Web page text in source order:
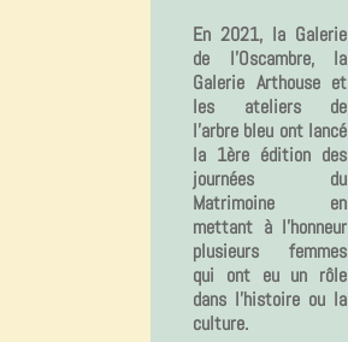
En 2021, la Galerie
de l'Oscambre, la
Galerie Arthouse et
les ateliers de
l'arbre bleu ont lancé
la 1ère édition des
journées du
Matrimoine en
mettant à l'honneur
plusieurs femmes
qui ont eu un rôle
dans l'histoire ou la
culture.